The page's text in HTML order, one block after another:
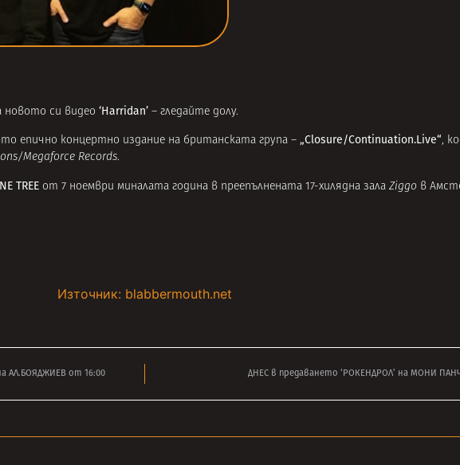
новото си видео ‘Harridan’ – гледайте долу.
епично концертно издание на британската група – „Closure/Continuation.Live“,
Megaforce Records.
TREE от 7 ноември миналата година в преепълнената 17-хилядна зала Ziggo в
Източник: blabbermouth.net
АЛ.БОЯДЖИЕВ от 16:00 ДНЕС в предаването ‘РОКЕНДРОЛ’ на МОНИ